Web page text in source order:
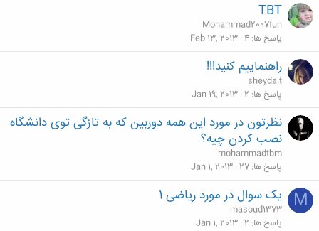
TBT
Mohammad2007fun
پاسخ ها 4
Feb 13, 2013
راهنماییم کنید!!!
sheyda.t
پاسخ ها 2
Jan 19, 2013
نظرتون در مورد این همه دوربین که به تازگی توی دانشگاه
نصب کردن چیه؟
mohammadtbm
پاسخ ها 27
Jan 1, 2013
M یک سوال در مورد ریاضی 1
masoud1373
پاسخ ها 2
Jan 1, 2013